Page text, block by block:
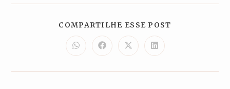
COMPARTILHE ESSE POST
Abre
em
nova
Abre
em
nova
Abre
em
nova
Abre
em
nova